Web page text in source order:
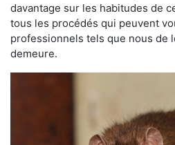
davantage sur les habitudes de
tous les procédés qui peuvent
professionnels tels que nous de
demeure.